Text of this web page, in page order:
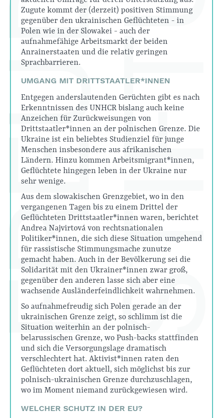
Zugute kommt der (derzeit) positiven Stimmung
gegenüber den ukrainischen Geflüchteten - in
Polen wie in der Slowakei - auch der
aufnahmefähige Arbeitsmarkt der beiden
Anrainerstaaten und die relativ geringen
Sprachbarrieren.
UMGANG MIT DRITTSTAATLER*INNEN
Entgegen anderslautenden Gerüchten gibt es nach
Erkenntnissen des UNHCR bislang auch keine
Anzeichen für Zurückweisungen von
Drittstaatler*innen an der polnischen Grenze. Die
Ukraine ist ein beliebtes Studienziel für junge
Menschen insbesondere aus afrikanischen
Ländern. Hinzu kommen Arbeitsmigrant*innen,
Geflüchtete hingegen leben in der Ukraine nur
sehr wenige.
Aus dem slowakischen Grenzgebiet, wo in den
vergangenen Tagen bis zu einem Drittel der
Geflüchteten Drittstaatler*innen waren, berichtet
Andrea Najvirtová von rechtsnationalen
Politiker*innen, die sich diese Situation umgehend
für rassistische Stimmungsmache zunutze
gemacht haben. Auch in der Bevölkerung sei die
Solidarität mit den Ukrainer*innen zwar groß,
gegenüber den anderen lasse sich aber eine
wachsende Ausländerfeindlichkeit wahrnehmen.
So aufnahmefreudig sich Polen gerade an der
ukrainischen Grenze zeigt, so schlimm ist die
Situation weiterhin an der polnisch-
belarussischen Grenze, wo Push-backs stattfinden
und sich die Versorgungslage dramatisch
verschlechtert hat. Aktivist*innen raten den
Geflüchteten dort aktuell, sich möglichst bis zur
polnisch-ukrainischen Grenze durchzuschlagen,
wo im Moment niemand zurückgewiesen wird.
WELCHER SCHUTZ IN DER EU?